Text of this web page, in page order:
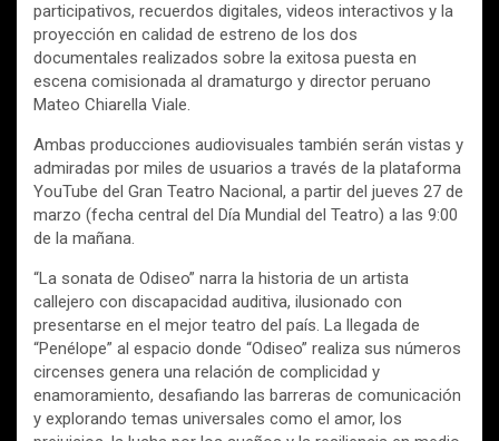
participativos, recuerdos digitales, videos interactivos y la
proyección en calidad de estreno de los dos
documentales realizados sobre la exitosa puesta en
escena comisionada al dramaturgo y director peruano
Mateo Chiarella Viale.
Ambas producciones audiovisuales también serán vistas y
admiradas por miles de usuarios a través de la plataforma
YouTube del Gran Teatro Nacional, a partir del jueves 27 de
marzo (fecha central del Día Mundial del Teatro) a las 9:00
de la mañana.
“La sonata de Odiseo” narra la historia de un artista
callejero con discapacidad auditiva, ilusionado con
presentarse en el mejor teatro del país. La llegada de
“Penélope” al espacio donde “Odiseo” realiza sus números
circenses genera una relación de complicidad y
enamoramiento, desafiando las barreras de comunicación
y explorando temas universales como el amor, los